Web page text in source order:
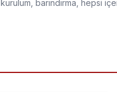
kurulum, barındırma, hepsi